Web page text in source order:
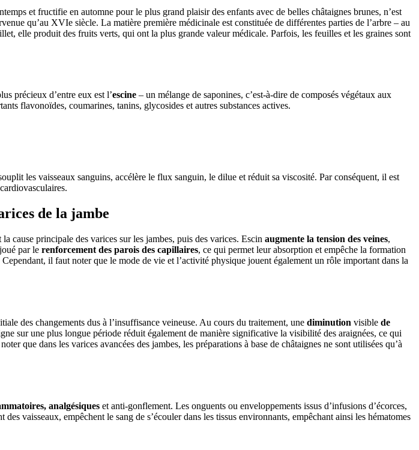
et fructifie en automne pour le plus grand plaisir des enfants avec de belles châtaignes brunes, n’est
qu’au XVIe siècle. La matière première médicinale est constituée de différentes parties de l’arbre – au
elle produit des fruits verts, qui ont la plus grande valeur médicale. Parfois, les feuilles et les graines sont
précieux d’entre eux est l’escine – un mélange de saponines, c’est-à-dire de composés végétaux aux
flavonoïdes, coumarines, tanins, glycosides et autres substances actives.
les vaisseaux sanguins, accélère le flux sanguin, le dilue et réduit sa viscosité. Par conséquent, il est
de la jambe
la cause principale des varices sur les jambes, puis des varices. Escin augmente la tension des veines,
par le renforcement des parois des capillaires, ce qui permet leur absorption et empêche la formation
il faut noter que le mode de vie et l’activité physique jouent également un rôle important dans la
des changements dus à l’insuffisance veineuse. Au cours du traitement, une diminution visible de
sur une plus longue période réduit également de manière significative la visibilité des araignées, ce qui
que dans les varices avancées des jambes, les préparations à base de châtaignes ne sont utilisées qu’à
analgésiques et anti-gonflement. Les onguents ou enveloppements issus d’infusions d’écorces,
vaisseaux, empêchent le sang de s’écouler dans les tissus environnants, empêchant ainsi les hématomes